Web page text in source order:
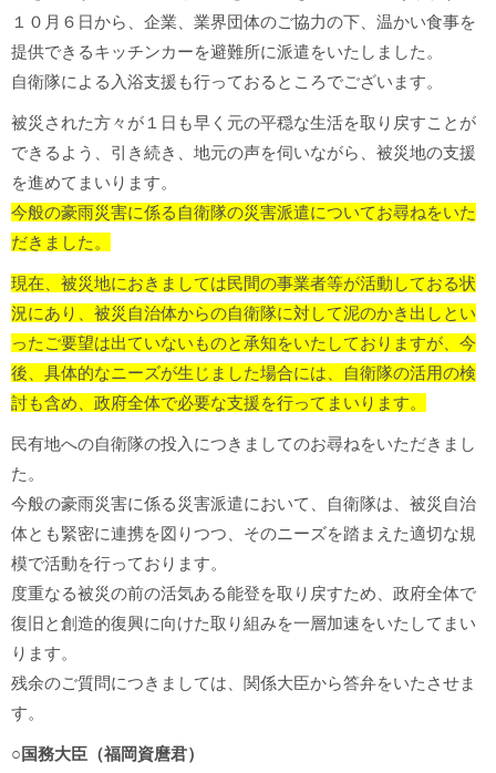
１０月６日から、企業、業界団体のご協力の下、温かい食事を
提供できるキッチンカーを避難所に派遣をいたしました。
自衛隊による入浴支援も行っておるところでございます。
被災された方々が１日も早く元の平穏な生活を取り戻すことが
できるよう、引き続き、地元の声を伺いながら、被災地の支援
を進めてまいります。
今般の豪雨災害に係る自衛隊の災害派遣についてお尋ねをいた
だきました。
現在、被災地におきましては民間の事業者等が活動しておる状
況にあり、被災自治体からの自衛隊に対して泥のかき出しとい
ったご要望は出ていないものと承知をいたしておりますが、今
後、具体的なニーズが生じました場合には、自衛隊の活用の検
討も含め、政府全体で必要な支援を行ってまいります。
民有地への自衛隊の投入につきましてのお尋ねをいただきまし
た。
今般の豪雨災害に係る災害派遣において、自衛隊は、被災自治
体とも緊密に連携を図りつつ、そのニーズを踏まえた適切な規
模で活動を行っております。
度重なる被災の前の活気ある能登を取り戻すため、政府全体で
復旧と創造的復興に向けた取り組みを一層加速をいたしてまい
ります。
残余のご質問につきましては、関係大臣から答弁をいたさせま
す。
○国務大臣（福岡資麿君）